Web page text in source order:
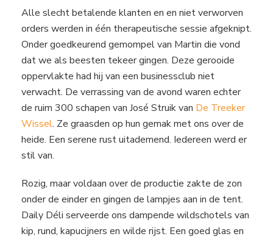
Alle slecht betalende klanten en en niet verworven
orders werden in één therapeutische sessie afgeknipt.
Onder goedkeurend gemompel van Martin die vond
dat we als beesten tekeer gingen. Deze gerooide
oppervlakte had hij van een businessclub niet
verwacht. De verrassing van de avond waren echter
de ruim 300 schapen van José Struik van De Treeker
Wissel. Ze graasden op hun gemak met ons over de
heide. Een serene rust uitademend. Iedereen werd er
stil van.
Rozig, maar voldaan over de productie zakte de zon
onder de einder en gingen de lampjes aan in de tent.
Daily Déli serveerde ons dampende wildschotels van
kip, rund, kapucijners en wilde rijst. Een goed glas en